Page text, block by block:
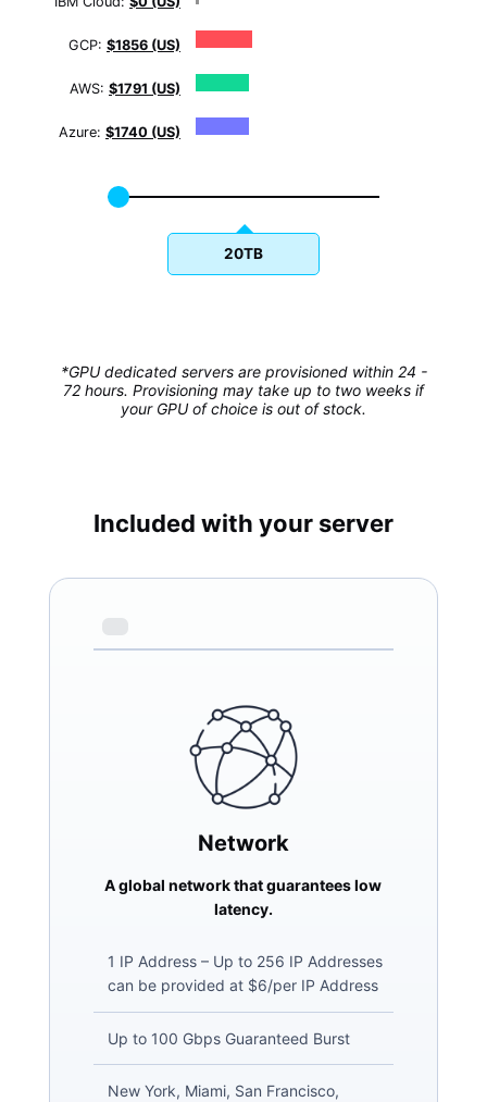
GCP: $1856 (US)
AWS: $1791 (US)
Azure: $1740 (US)
20TB
*GPU dedicated servers are provisioned within 24 -
72 hours. Provisioning may take up to two weeks if
your GPU of choice is out of stock.
Included with your server
Network
A global network that guarantees low
latency.
1 IP Address – Up to 256 IP Addresses
can be provided at $6/per IP Address
Up to 100 Gbps Guaranteed Burst
New York, Miami, San Francisco,